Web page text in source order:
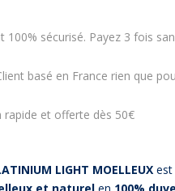
100% sécurisé. Payez 3 fois
basé en France rien que
rapide et offerte dès 50€
LIGHT MOELLEUX est